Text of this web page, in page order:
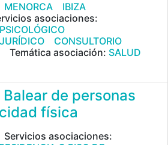
MENORCA
IBIZA
asociaciones:
CONSULTORIO
Temática asociación: SALUD
de personas
física
Servicios asociaciones: